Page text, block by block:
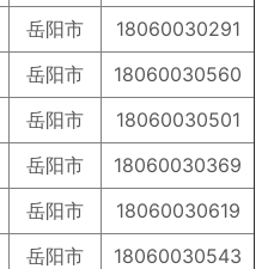
岳阳市
18060030291
岳阳市
18060030560
岳阳市
18060030501
岳阳市
18060030369
岳阳市
18060030619
岳阳市
18060030543